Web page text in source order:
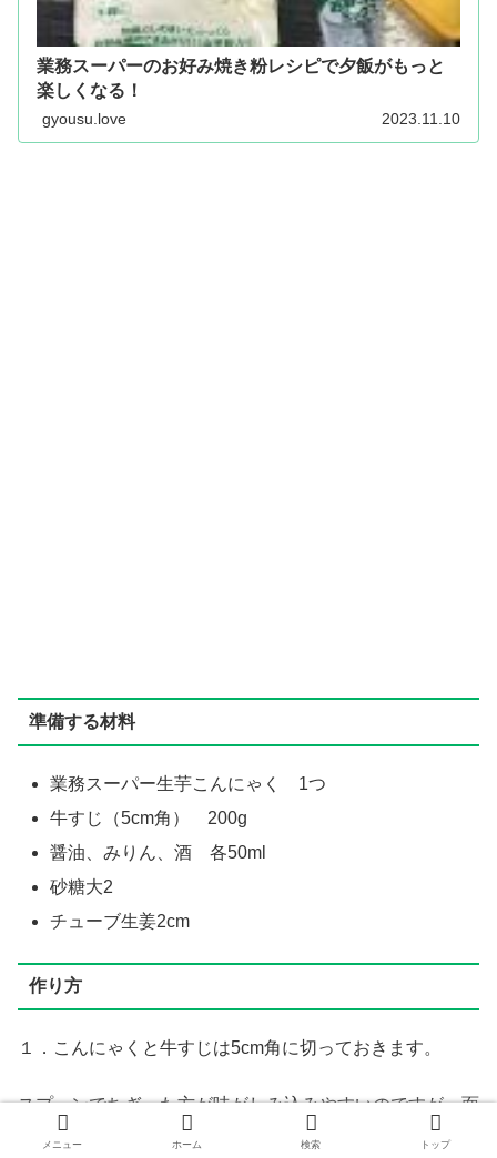
業務スーパーのお好み焼き粉レシピで夕飯がもっと
楽しくなる！
gyousu.love 2023.11.10
準備する材料
業務スーパー生芋こんにゃく 1つ
牛すじ（5cm角） 200g
醤油、みりん、酒 各50ml
砂糖大2
チューブ生姜2cm
作り方
１．こんにゃくと牛すじは5cm角に切っておきます。
スプーンでちぎった方が味がしみ込みやすいのですが、面
倒なので包丁で切ってしまいました！
メニュー ホーム 検索 トップ